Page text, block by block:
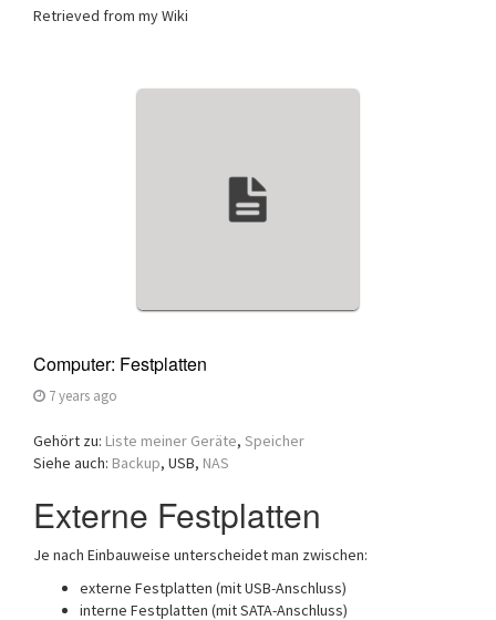
Retrieved from my Wiki
Computer: Festplatten
7 years ago
Gehört zu: Liste meiner Geräte, Speicher
Siehe auch: Backup, USB, NAS
Externe Festplatten
Je nach Einbauweise unterscheidet man zwischen:
externe Festplatten (mit USB-Anschluss)
interne Festplatten (mit SATA-Anschluss)